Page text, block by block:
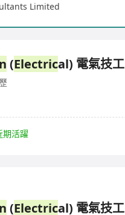
Limited
(Electrical) 電氣技工
期活躍
(Electrical) 電氣技工